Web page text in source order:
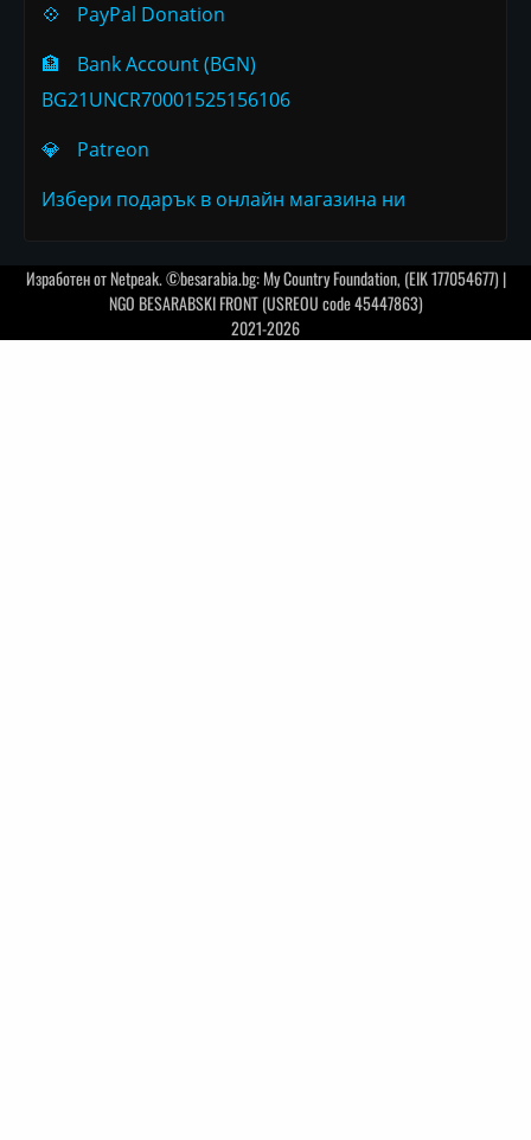
💠
PayPal Donation
🏦
Bank Account (BGN)
BG21UNCR70001525156106
💎
Patreon
Избери подарък в онлайн магазина ни
Изработен отNetpeak. ©besarabia.bg: My Country Foundation, (EIK 177054677) |
NGO BESARABSKI FRONT (USREOU code 45447863)
2021-2026